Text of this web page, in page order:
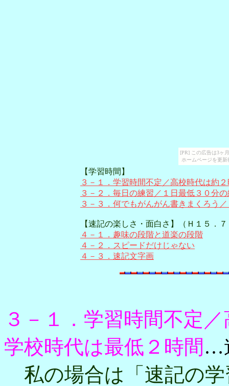
[PR] この広告は3ヶ
ホームページを更
【学習時間】
３－１．学習時間不定／高校時代は約
３－２．毎日の練習／１日最低３０分
３－３．何でもがんがん書きまくろう
【速記の楽しさ・面白さ】（Ｈ１５．
４－１．趣味の段階と道楽の段階
４－２．スピードだけじゃない
４－３．速記文字画
３－１．学習時間不定
学校時代は最低２時間 …
私の場合は「速記の